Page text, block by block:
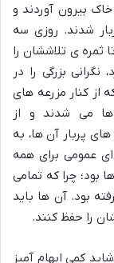
بیرون آوردند و
شدند. روزی سه
ثمره ی تلاششان را
بزرگی را در
از کنار مزرعه های
می شدند و از
پربار آن ها، به
عمومی برای همه
چرا که تمامی
بود. آن ها باید
را حفظ کنند.
کمی ابهام آمیز